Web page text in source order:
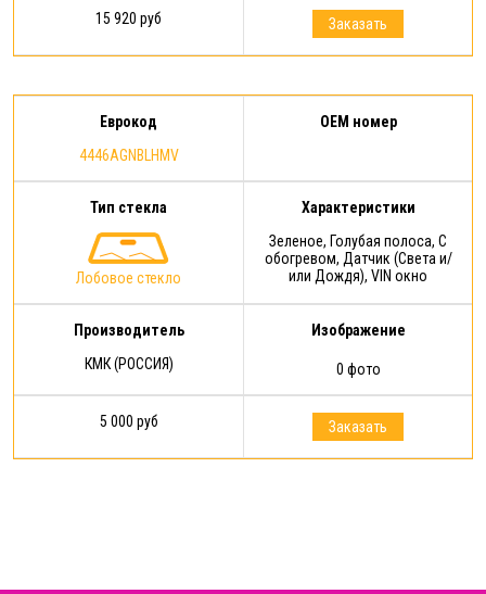
15 920 руб Заказать
Еврокод
4446AGNBLHMV
OEM номер
Тип стекла
Лобовое стекло
Характеристики
Зеленое, Голубая полоса, С
обогревом, Датчик (Света и/
или Дождя), VIN окно
Производитель
КМК (РОССИЯ)
Изображение
0 фото
5 000 руб Заказать